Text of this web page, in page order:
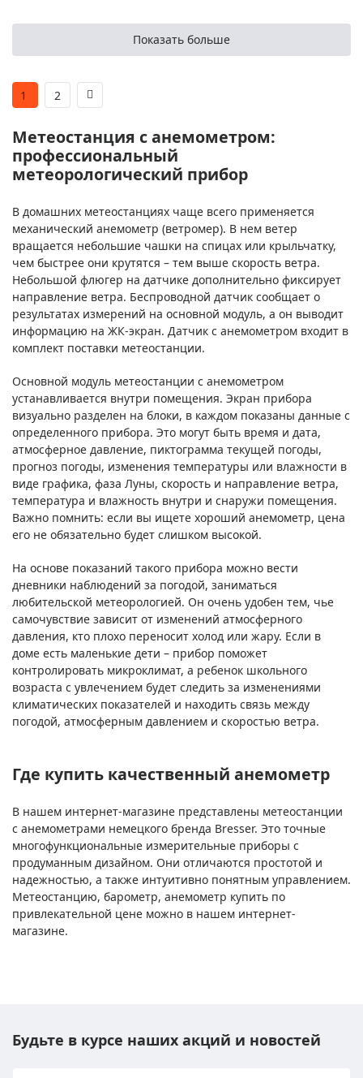
Показать больше
1 2
Метеостанция с анемометром:
профессиональный
метеорологический прибор
В домашних метеостанциях чаще всего применяется
механический анемометр (ветромер). В нем ветер
вращается небольшие чашки на спицах или крыльчатку,
чем быстрее они крутятся – тем выше скорость ветра.
Небольшой флюгер на датчике дополнительно фиксирует
направление ветра. Беспроводной датчик сообщает о
результатах измерений на основной модуль, а он выводит
информацию на ЖК-экран. Датчик с анемометром входит в
комплект поставки метеостанции.
Основной модуль метеостанции с анемометром
устанавливается внутри помещения. Экран прибора
визуально разделен на блоки, в каждом показаны данные с
определенного прибора. Это могут быть время и дата,
атмосферное давление, пиктограмма текущей погоды,
прогноз погоды, изменения температуры или влажности в
виде графика, фаза Луны, скорость и направление ветра,
температура и влажность внутри и снаружи помещения.
Важно помнить: если вы ищете хороший анемометр, цена
его не обязательно будет слишком высокой.
На основе показаний такого прибора можно вести
дневники наблюдений за погодой, заниматься
любительской метеорологией. Он очень удобен тем, чье
самочувствие зависит от изменений атмосферного
давления, кто плохо переносит холод или жару. Если в
доме есть маленькие дети – прибор поможет
контролировать микроклимат, а ребенок школьного
возраста с увлечением будет следить за изменениями
климатических показателей и находить связь между
погодой, атмосферным давлением и скоростью ветра.
Где купить качественный анемометр
В нашем интернет-магазине представлены метеостанции
с анемометрами немецкого бренда Bresser. Это точные
многофункциональные измерительные приборы с
продуманным дизайном. Они отличаются простотой и
надежностью, а также интуитивно понятным управлением.
Метеостанцию, барометр, анемометр купить по
привлекательной цене можно в нашем интернет-
магазине.
Будьте в курсе наших акций и новостей